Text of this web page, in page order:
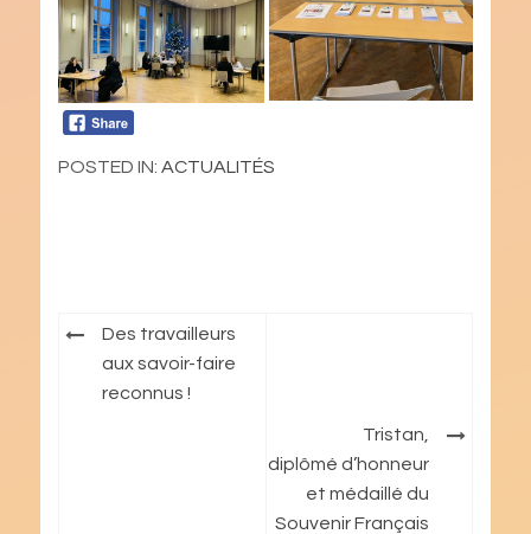
POSTED IN: ACTUALITÉS
Navigation
l’article
Des travailleurs
aux savoir-faire
reconnus !
Tristan,
diplômé d’honneur
et médaillé du
Souvenir Français